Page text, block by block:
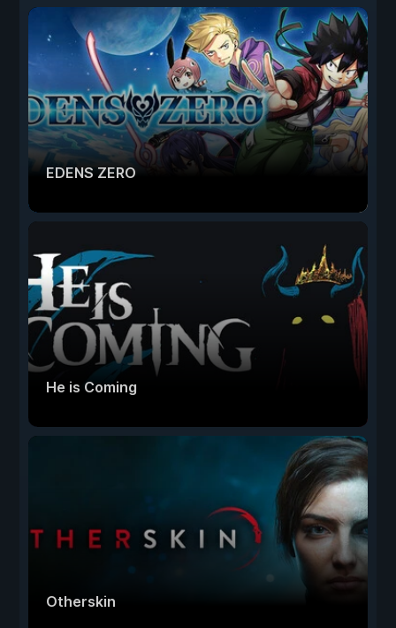
EDENS ZERO
He is Coming
Otherskin